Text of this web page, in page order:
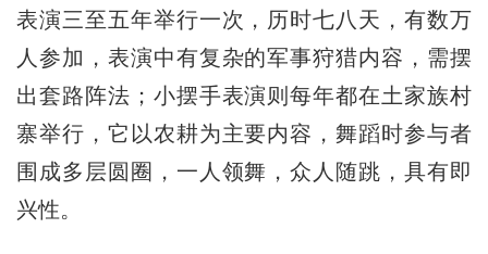
表演三至五年举行一次，历时七八天，有数万
人参加，表演中有复杂的军事狩猎内容，需摆
出套路阵法；小摆手表演则每年都在土家族村
寨举行，它以农耕为主要内容，舞蹈时参与者
围成多层圆圈，一人领舞，众人随跳，具有即
兴性。